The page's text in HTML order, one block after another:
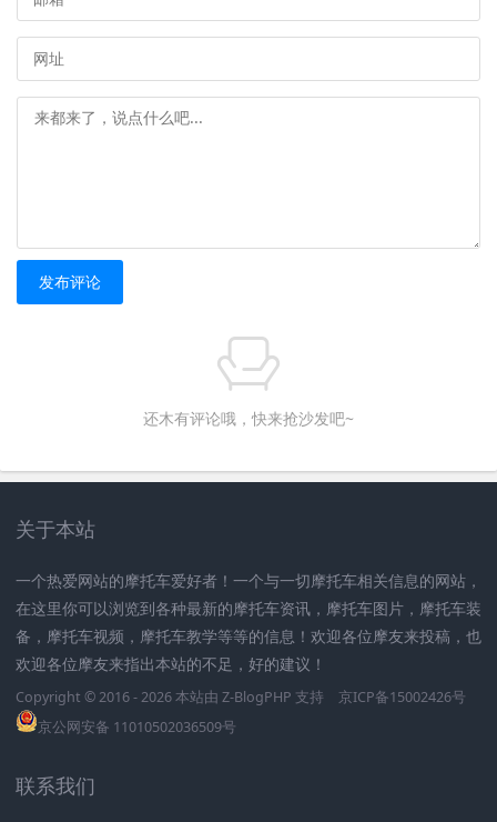
发布评论
还木有评论哦，快来抢沙发吧~
关于本站
一个热爱网站的摩托车爱好者！一个与一切摩托车相关信息的网站，
在这里你可以浏览到各种最新的摩托车资讯，摩托车图片，摩托车装
备，摩托车视频，摩托车教学等等的信息！欢迎各位摩友来投稿，也
欢迎各位摩友来指出本站的不足，好的建议！
Copyright © 2016 - 2026 本站由 Z-BlogPHP 支持
京ICP备15002426号
京公网安备 11010502036509号
联系我们